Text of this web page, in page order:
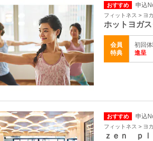
おすすめ 申込
フィットネス > ヨ
ホットヨガ
会員
特典
初回
進呈
おすすめ 申込
フィットネス > ヨ
ｚｅｎ ｐｌ